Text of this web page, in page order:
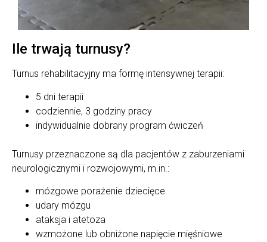
Ile trwają turnusy?
Turnus rehabilitacyjny ma formę intensywnej terapii:
5 dni terapii
codziennie, 3 godziny pracy
indywidualnie dobrany program ćwiczeń
Turnusy przeznaczone są dla pacjentów z zaburzeniami
neurologicznymi i rozwojowymi, m.in.:
mózgowe porażenie dziecięce
udary mózgu
ataksja i atetoza
wzmożone lub obniżone napięcie mięśniowe